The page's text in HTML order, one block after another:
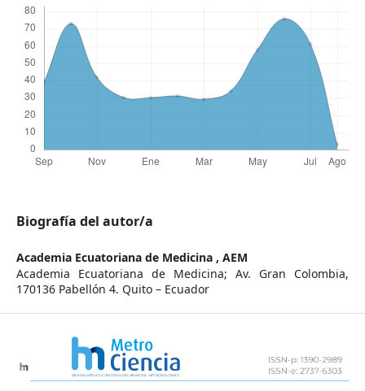
Biografía del autor/a
Academia Ecuatoriana de Medicina , AEM
Academia Ecuatoriana de Medicina; Av. Gran Colombia,
170136 Pabellón 4. Quito – Ecuador